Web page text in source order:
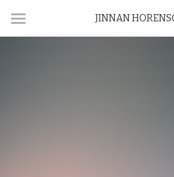
JINNAN
HOME